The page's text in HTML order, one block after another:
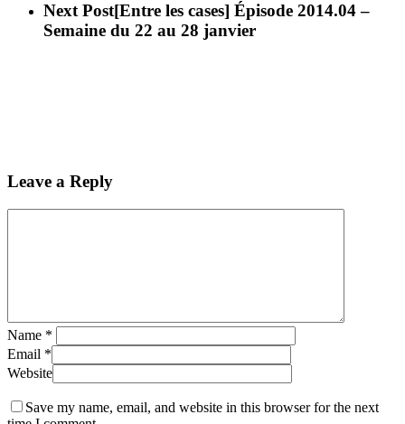
Next Post[Entre les cases] Épisode 2014.04 –
Semaine du 22 au 28 janvier
Leave a Reply
Name *
Email *
Website
Save my name, email, and website in this browser for the next